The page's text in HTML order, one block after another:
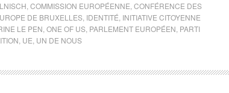
COMMISSION EUROPÉENNE CONFÉRENCE DES
DE BRUXELLES IDENTITÉ INITIATIVE CITOYENNE
LE PEN ONE OF US PARLEMENT EUROPÉEN PARTI
UE UN DE NOUS